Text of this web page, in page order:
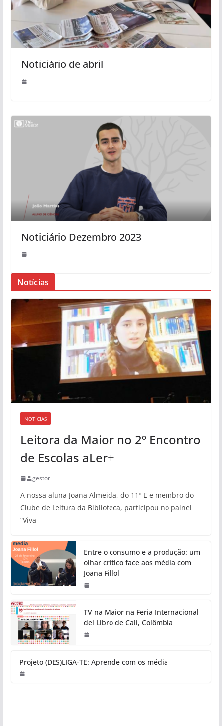
Noticiário de abril
Noticiário Dezembro 2023
Notícias
NOTÍCIAS
Leitora da Maior no 2º Encontro
de Escolas aLer+
gestor
A nossa aluna Joana Almeida, do 11º E e membro do
Clube de Leitura da Biblioteca, participou no painel
“Viva
Entre o consumo e a produção: um
olhar crítico face aos média com
Joana Fillol
TV na Maior na Feria Internacional
del Libro de Cali, Colômbia
Projeto (DES)LIGA-TE: Aprende com os média